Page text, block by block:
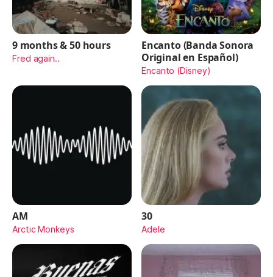
9 months & 50 hours
Fred again..
Encanto (Banda Sonora
Original en Español)
Encanto (Disney)
AM
Arctic Monkeys
30
Adele